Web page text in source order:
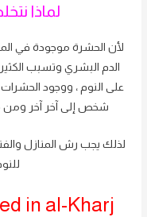
لماذا
لأن الحشرة موجودة في
الدم البشري وتسبب
على النوم ، ووجود
شخص إلى آخر آخر ومن
لذلك يجب رش المنازل
in al-Kharj